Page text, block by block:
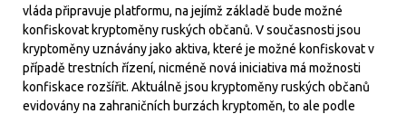
vláda připravuje platformu, na jejímž základě bude možné
konfiskovat kryptoměny ruských občanů. V současnosti jsou
kryptoměny uznávány jako aktiva, které je možné konfiskovat v
případě trestních řízení, nicméně nová iniciativa má možnosti
konfiskace rozšířit. Aktuálně jsou kryptoměny ruských občanů
evidovány na zahraničních burzách kryptoměn, to ale podle